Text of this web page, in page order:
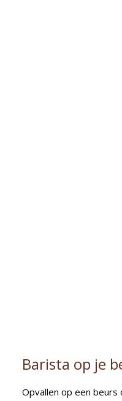
Barista op je
Opvallen op een beurs